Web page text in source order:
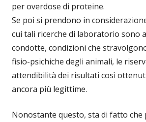
per overdose di proteine.
Se poi si prendono in
cui tali ricerche di laboratorio sono
condotte, condizioni che
fisio-psichiche degli animali, le
attendibilità dei risultati così
ancora più legittime.
Nonostante questo, sta di fatto che